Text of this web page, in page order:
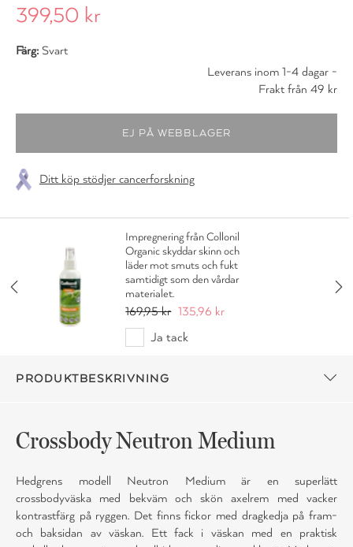
399,50 kr
Färg: Svart
Leverans inom 1-4 dagar -
Frakt från 49 kr
Ditt köp stödjer cancerforskning
Impregnering från Collonil
Organic skyddar skinn och
läder mot smuts och fukt
samtidigt som den vårdar
materialet.
169,95 kr 135,96 kr
Ja tack
PRODUKTBESKRIVNING
Crossbody Neutron Medium
Hedgrens modell Neutron Medium är en superlätt
crossbodyväska med bekväm och skön axelrem med vacker
kontrastfärg på ryggen. Det finns fickor med dragkedja på fram-
och baksidan av väskan. Ett fack i väskan med en praktisk